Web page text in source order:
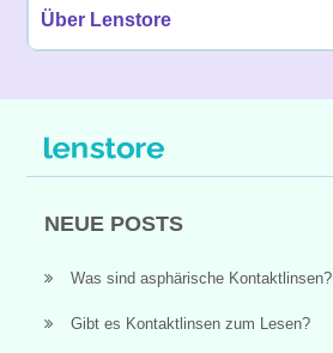
Über Lenstore
NEUE POSTS
Was sind asphärische Kontaktlinsen?
Gibt es Kontaktlinsen zum Lesen?